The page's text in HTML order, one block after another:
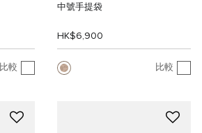
比較
中號手提袋
HK$6,900
比較